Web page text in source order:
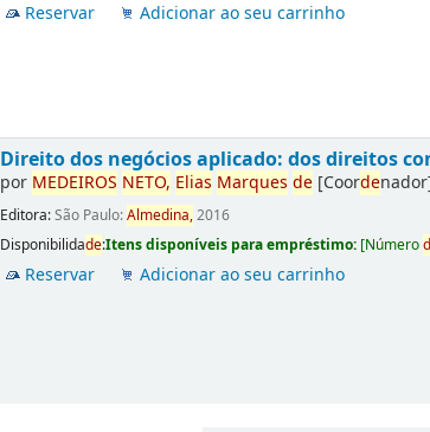
Reservar Adicionar ao seu carrinho
Direito dos negócios aplicado: dos direitos
por MEDEIROS NETO, Elias Marques de [Coorde
Editora:São Paulo:Almedina,2016
Disponibilidade:Itens disponíveis para empréstimo: [Número
Reservar Adicionar ao seu carrinho